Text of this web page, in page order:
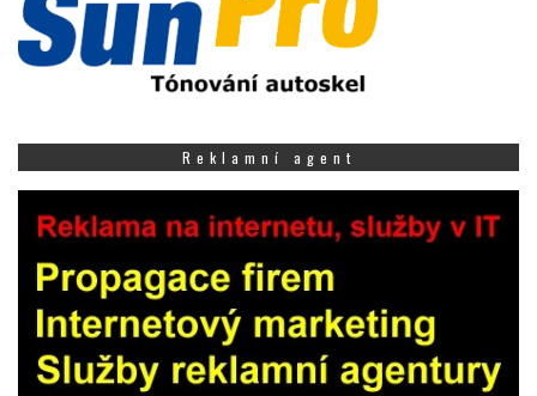
Reklamní agent